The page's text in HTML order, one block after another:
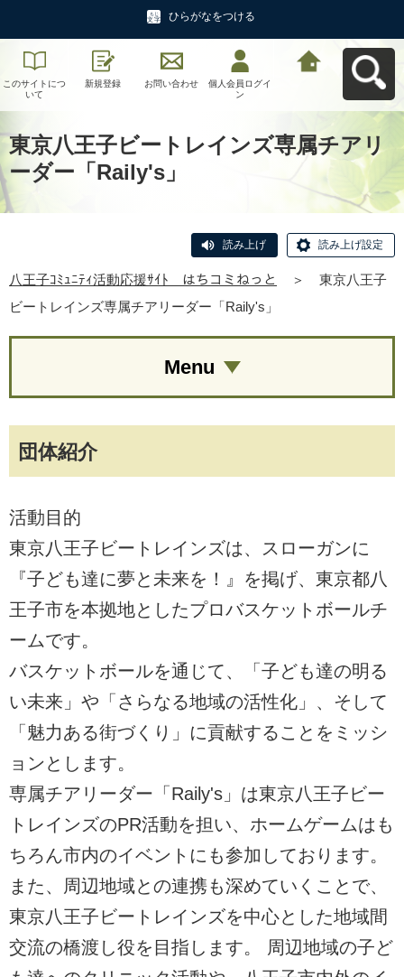
ひらがなをつける
このサイトにつ
いて
新規登録 お問い合わせ
個人会員ログイ
ン
東京八王子ビートレインズ専属チアリ
ーダー「Raily's」
読み上げ 読み上げ設定
八王子ｺﾐｭﾆﾃｨ活動応援ｻｲﾄ はちコミねっと ＞
東京八王子
ビートレインズ専属チアリーダー「Raily's」
団体紹介
活動目的
東京八王子ビートレインズは、スローガンに
『子ども達に夢と未来を！』を掲げ、東京都八
王子市を本拠地としたプロバスケットボールチ
ームです。
バスケットボールを通じて、「子ども達の明る
い未来」や「さらなる地域の活性化」、そして
「魅力ある街づくり」に貢献することをミッシ
ョンとします。
専属チアリーダー「Raily's」は東京八王子ビー
トレインズのPR活動を担い、ホームゲームはも
ちろん市内のイベントにも参加しております。
また、周辺地域との連携も深めていくことで、
東京八王子ビートレインズを中心とした地域間
交流の橋渡し役を目指します。 周辺地域の子ど
Menu